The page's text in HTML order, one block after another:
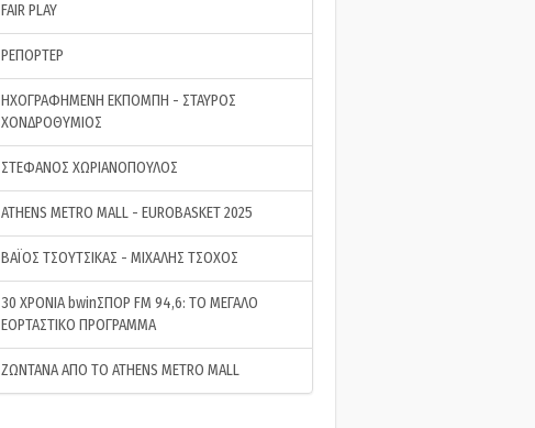
FAIR PLAY
ΡΕΠΟΡΤΕΡ
ΗΧΟΓΡΑΦΗΜΕΝΗ ΕΚΠΟΜΠΗ - ΣΤΑΥΡΟΣ
ΧΟΝΔΡΟΘΥΜΙΟΣ
ΣΤΕΦΑΝΟΣ ΧΩΡΙΑΝΟΠΟΥΛΟΣ
ATHENS METRO MALL - EUROBASKET 2025
ΒΑΪΟΣ ΤΣΟΥΤΣΙΚΑΣ - ΜΙΧΑΛΗΣ ΤΣΟΧΟΣ
30 ΧΡΟΝΙΑ bwinΣΠΟΡ FM 94,6: ΤΟ ΜΕΓΑΛΟ
ΕΟΡΤΑΣΤΙΚΟ ΠΡΟΓΡΑΜΜΑ
ΖΩΝΤΑΝΑ ΑΠΟ ΤΟ ATHENS METRO MALL